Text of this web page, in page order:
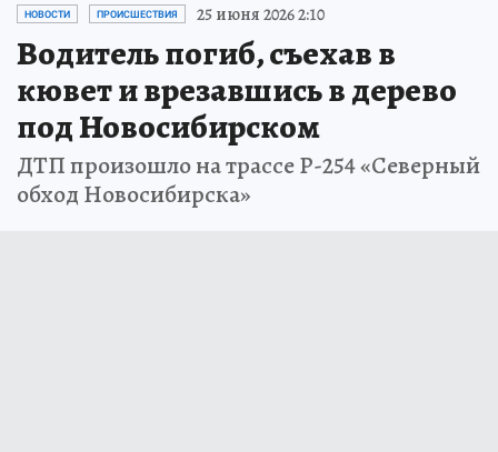
НОВОСТИ ПРОИСШЕСТВИЯ 25 июня 2026 2:10
Водитель погиб, съехав в
кювет и врезавшись в дерево
под Новосибирском
ДТП произошло на трассе Р-254 «Северный
обход Новосибирска»